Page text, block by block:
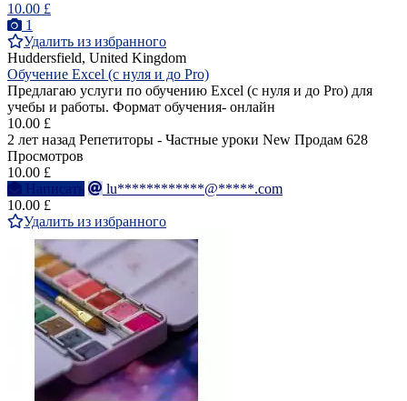
10.00 £
1
Удалить из избранного
Huddersfield, United Kingdom
Обучение Excel (с нуля и до Pro)
Предлагаю услуги по обучению Excel (с нуля и до Pro) для
учебы и работы. Формат обучения- онлайн
10.00 £
2 лет назад Репетиторы - Частные уроки New Продам 628
Просмотров
10.00 £
Написать
lu************@*****.com
10.00 £
Удалить из избранного